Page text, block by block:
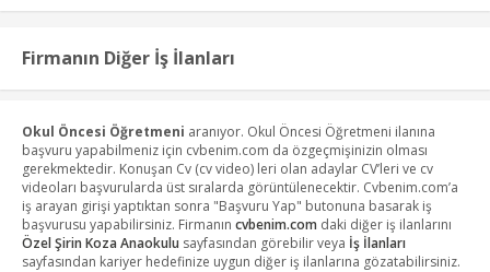
Firmanın Diğer İş İlanları
Okul Öncesi Öğretmeni aranıyor. Okul Öncesi Öğretmeni ilanına
başvuru yapabilmeniz için cvbenim.com da özgeçmişinizin olması
gerekmektedir. Konuşan Cv (cv video) leri olan adaylar CV’leri ve cv
videoları başvurularda üst sıralarda görüntülenecektir. Cvbenim.com’a
iş arayan girişi yaptıktan sonra "Başvuru Yap" butonuna basarak iş
başvurusu yapabilirsiniz. Firmanın cvbenim.com daki diğer iş ilanlarını
Özel Şirin Koza Anaokulu sayfasından görebilir veya İş İlanları
sayfasından kariyer hedefinize uygun diğer iş ilanlarına gözatabilirsiniz.